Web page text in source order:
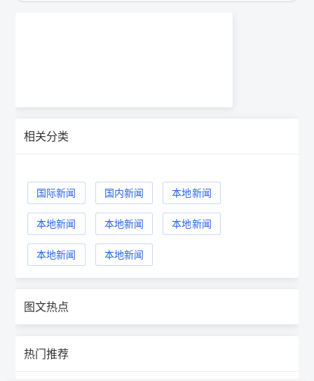
相关分类
国际新闻 国内新闻 本地新闻
本地新闻 本地新闻 本地新闻
本地新闻 本地新闻
图文热点
热门推荐